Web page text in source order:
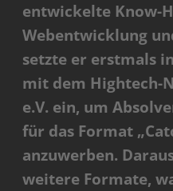
entwickelte Know-
Webentwicklung
setzte er erstmals
mit dem Hightech-
e.V. ein, um
für das Format
anzuwerben.
weitere Formate,